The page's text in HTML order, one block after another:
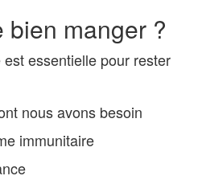
manger ?
essentielle pour rester
nous avons besoin
immunitaire